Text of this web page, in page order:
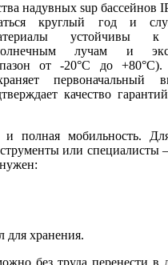
надувных sup бассейнов
круглый год и
устойчивы к
лучам и
от -20°C до
первоначальный
качество
и полная мобильность.
или специалисты
для хранения.